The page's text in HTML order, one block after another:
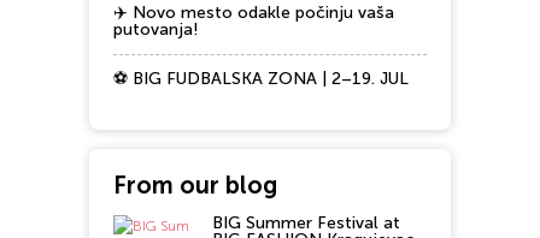
✈️ Novo mesto odakle počinju vaša
putovanja!
⚽ BIG FUDBALSKA ZONA | 2–19. JUL
From our blog
BIG Summer Festival at